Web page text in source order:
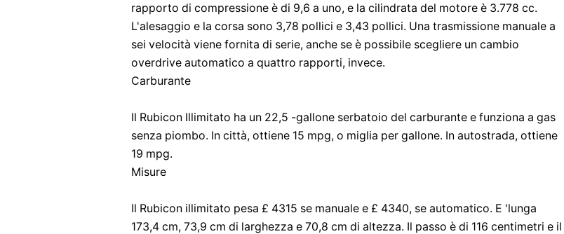
rapporto di compressione è di 9,6 a uno, e la cilindrata del motore è 3.778 cc.
L'alesaggio e la corsa sono 3,78 pollici e 3,43 pollici. Una trasmissione manuale a
sei velocità viene fornita di serie, anche se è possibile scegliere un cambio
overdrive automatico a quattro rapporti, invece.
Carburante
Il Rubicon Illimitato ha un 22,5 -gallone serbatoio del carburante e funziona a gas
senza piombo. In città, ottiene 15 mpg, o miglia per gallone. In autostrada, ottiene
19 mpg.
Misure
Il Rubicon illimitato pesa £ 4315 se manuale e £ 4340, se automatico. E 'lunga
173,4 cm, 73,9 cm di larghezza e 70,8 cm di altezza. Il passo è di 116 centimetri e il